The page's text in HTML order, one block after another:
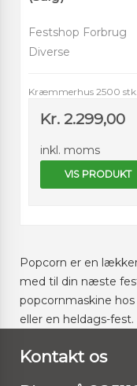
Festshop Forbrug
Diverse
Kræmmerhus 2500 stk.
Kr. 2.299,00
inkl. moms
VIS PRODUKT
Popcorn er en
med til din næste
popcornmaskine
eller en heldags-fest.
Kontakt os